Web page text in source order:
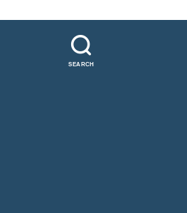
SEARCH